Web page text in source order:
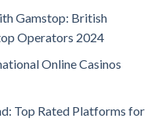
Gamstop: British
Operators 2024
Online Casinos
Top Rated Platforms for